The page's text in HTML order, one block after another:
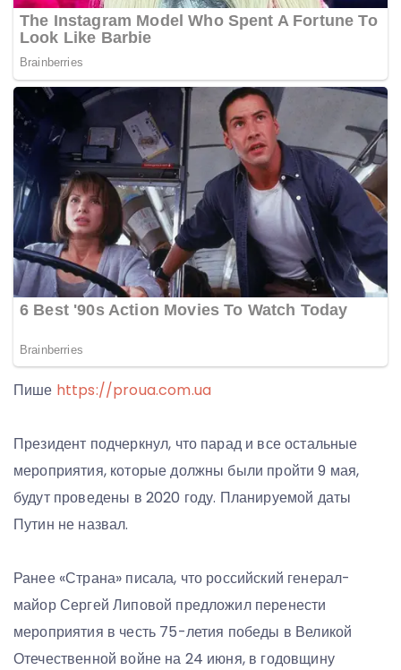
Пише https://proua.com.ua
Президент подчеркнул, что парад и все остальные
мероприятия, которые должны были пройти 9 мая,
будут проведены в 2020 году. Планируемой даты
Путин не назвал.
Ранее «Страна» писала, что российский генерал-
майор Сергей Липовой предложил перенести
мероприятия в честь 75-летия победы в Великой
Отечественной войне на 24 июня, в годовщину